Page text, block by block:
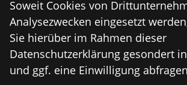
Soweit Cookies von
Analysezwecken eingesetzt
Sie hierüber im Rahmen dieser
Datenschutzerklärung gesondert
und ggf. eine Einwilligung